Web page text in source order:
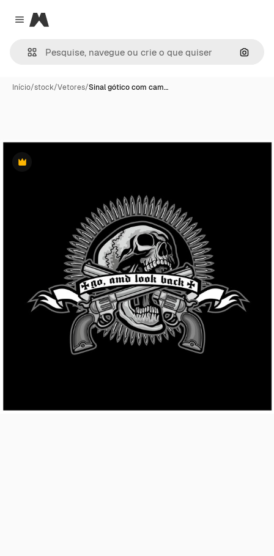
Close menu
Magnific
Início/stock/Vetores/Sinal gótico com cam…
Premium